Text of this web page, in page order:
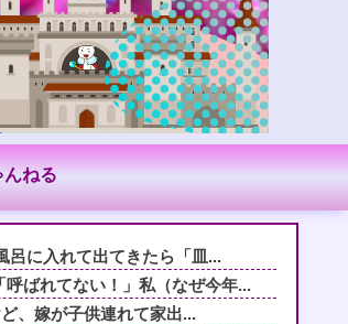
んねる
呂に入れて出てきたら「皿...
ばれてない！」私（なぜ今年...
、嫁が子供連れて家出...